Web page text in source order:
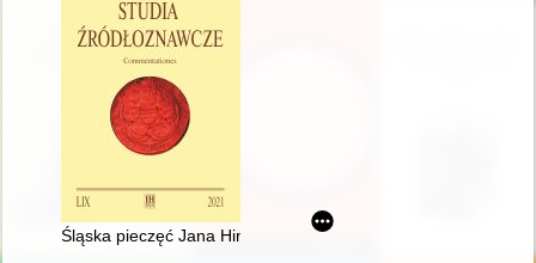
Śląska pieczęć Jana Hinczy z Rogowa z 1435 r. : przyczynek